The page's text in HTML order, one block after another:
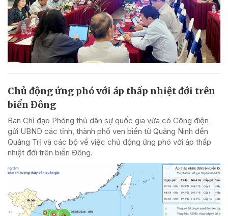
Chủ động ứng phó với áp thấp nhiệt đới trên
biển Đông
Ban Chỉ đạo Phòng thủ dân sự quốc gia vừa có Công điện
gửi UBND các tỉnh, thành phố ven biển từ Quảng Ninh đến
Quảng Trị và các bộ về việc chủ động ứng phó với áp thấp
nhiệt đới trên biển Đông.